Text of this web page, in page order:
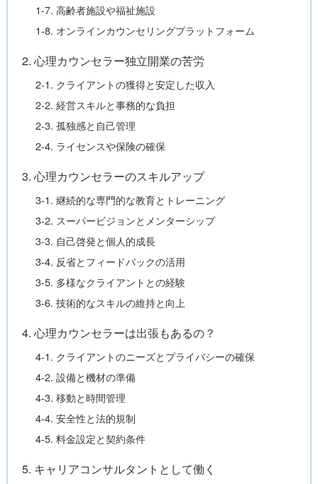
1-7. 高齢者施設や福祉施設
1-8. オンラインカウンセリングプラットフォーム
2. 心理カウンセラー独立開業の苦労
2-1. クライアントの獲得と安定した収入
2-2. 経営スキルと事務的な負担
2-3. 孤独感と自己管理
2-4. ライセンスや保険の確保
3. 心理カウンセラーのスキルアップ
3-1. 継続的な専門的な教育とトレーニング
3-2. スーパービジョンとメンターシップ
3-3. 自己啓発と個人的成長
3-4. 反省とフィードバックの活用
3-5. 多様なクライアントとの経験
3-6. 技術的なスキルの維持と向上
4. 心理カウンセラーは出張もあるの？
4-1. クライアントのニーズとプライバシーの確保
4-2. 設備と機材の準備
4-3. 移動と時間管理
4-4. 安全性と法的規制
4-5. 料金設定と契約条件
5. キャリアコンサルタントとして働く